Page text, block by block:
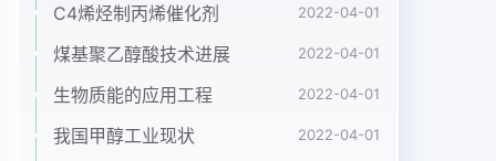
C4烯烃制丙烯催化剂 2022-04-01
煤基聚乙醇酸技术进展 2022-04-01
生物质能的应用工程 2022-04-01
我国甲醇工业现状 2022-04-01